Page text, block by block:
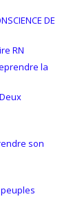
DE
RN
la
son